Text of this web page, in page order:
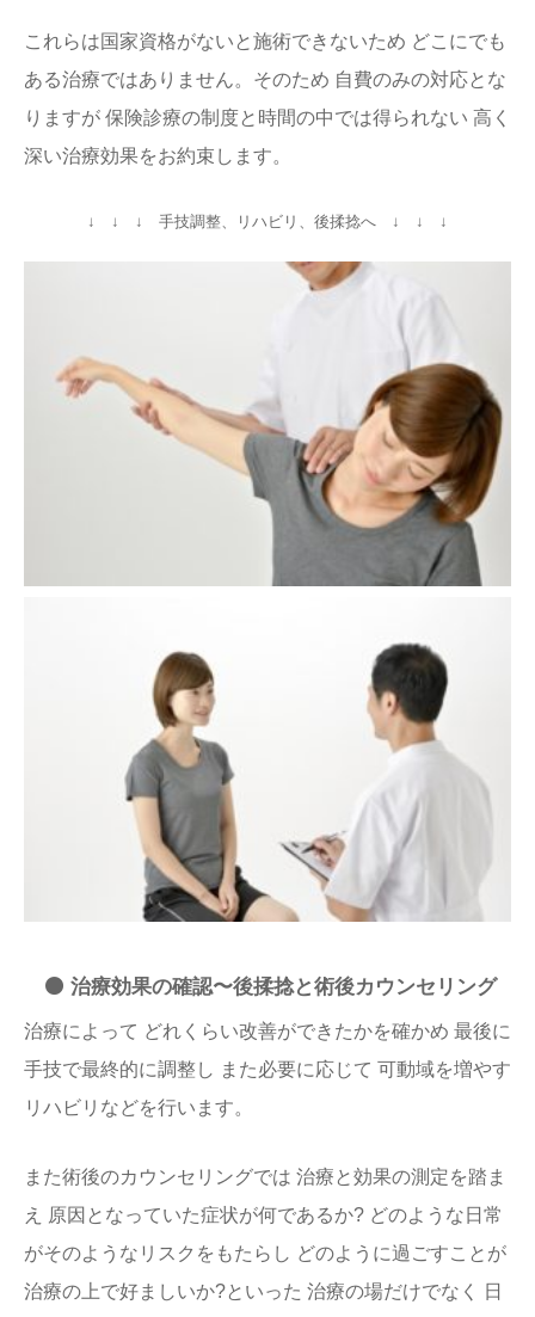
これらは国家資格がないと施術できないため どこにでも
ある治療ではありません。そのため 自費のみの対応とな
りますが 保険診療の制度と時間の中では得られない 高く
深い治療効果をお約束します。
↓ ↓ ↓ 手技調整、リハビリ、後揉捻へ ↓ ↓ ↓
⚫️ 治療効果の確認〜後揉捻と術後カウンセリング
治療によって どれくらい改善ができたかを確かめ 最後に
手技で最終的に調整し また必要に応じて 可動域を増やす
リハビリなどを行います。
また術後のカウンセリングでは 治療と効果の測定を踏ま
え 原因となっていた症状が何であるか? どのような日常
がそのようなリスクをもたらし どのように過ごすことが
治療の上で好ましいか?といった 治療の場だけでなく 日